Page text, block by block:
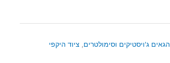
הגאים ג'ויסטיקים וסימולטרים, ציוד היקפי